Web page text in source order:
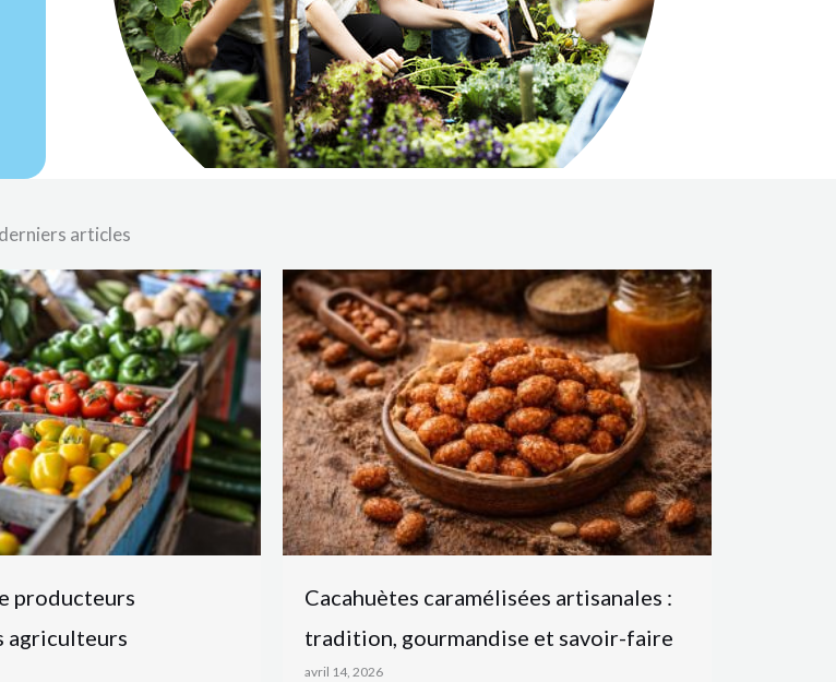
articles
producteurs
agriculteurs
Cacahuètes caramélisées artisanales :
tradition, gourmandise et savoir-faire
avril 14, 2026